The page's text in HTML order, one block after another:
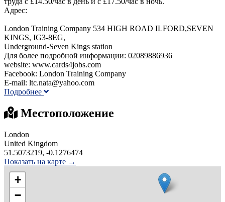
Адрес:
London Training Company 534 HIGH ROAD ILFORD,SEVEN
KINGS, IG3-8EG,
Underground-Seven Kings station
Для более подробной информации: 02089886936
website: www.cards4jobs.com
Facebook: London Training Company
E-mail: ltc.nata@yahoo.com
Подробнее
Местоположение
London
United Kingdom
51.5073219, -0.1276474
Показать на карте →
+
−